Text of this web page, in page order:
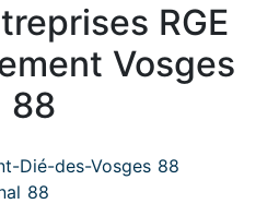
RGE
Vosges
88
Dié-des-Vosges 88
88